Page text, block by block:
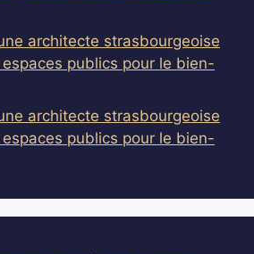
architecte strasbourgeoise
publics pour le bien-
architecte strasbourgeoise
publics pour le bien-